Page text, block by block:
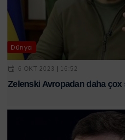
Dünya
6 OKT 2023 | 16:52
Zelenski Avropadan daha çox